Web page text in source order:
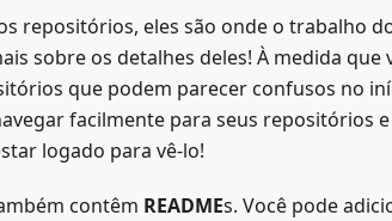
repositórios, eles são onde o trabalho
sobre os detalhes deles! À medida
que podem parecer confusos no
facilmente para seus repositórios
logado para vê-lo!
contêm READMEs. Você pode